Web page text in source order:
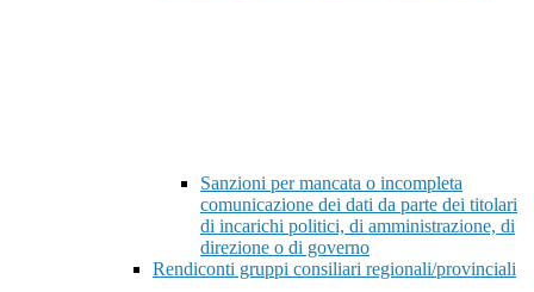
Sanzioni per mancata o incompleta
comunicazione dei dati da parte dei titolari
di incarichi politici, di amministrazione, di
direzione o di governo
Rendiconti gruppi consiliari regionali/provinciali